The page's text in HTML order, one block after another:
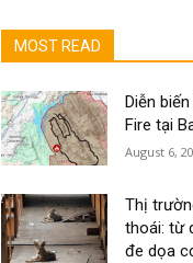
MOST READ
Diễn
Fire tại
August 6,
Thị
thoái: từ
đe dọa